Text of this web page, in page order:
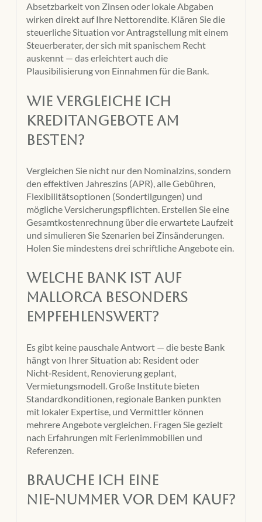
Absetzbarkeit von Zinsen oder lokale Abgaben
wirken direkt auf Ihre Nettorendite. Klären Sie die
steuerliche Situation vor Antragstellung mit einem
Steuerberater, der sich mit spanischem Recht
auskennt — das erleichtert auch die
Plausibilisierung von Einnahmen für die Bank.
Wie vergleiche ich
Kreditangebote am
besten?
Vergleichen Sie nicht nur den Nominalzins, sondern
den effektiven Jahreszins (APR), alle Gebühren,
Flexibilitätsoptionen (Sondertilgungen) und
mögliche Versicherungspflichten. Erstellen Sie eine
Gesamtkostenrechnung über die erwartete Laufzeit
und simulieren Sie Szenarien bei Zinsänderungen.
Holen Sie mindestens drei schriftliche Angebote ein.
Welche Bank ist auf
Mallorca besonders
empfehlenswert?
Es gibt keine pauschale Antwort — die beste Bank
hängt von Ihrer Situation ab: Resident oder
Nicht‑Resident, Renovierung geplant,
Vermietungsmodell. Große Institute bieten
Standardkonditionen, regionale Banken punkten
mit lokaler Expertise, und Vermittler können
mehrere Angebote vergleichen. Fragen Sie gezielt
nach Erfahrungen mit Ferienimmobilien und
Referenzen.
Brauche ich eine
NIE‑Nummer vor dem Kauf?